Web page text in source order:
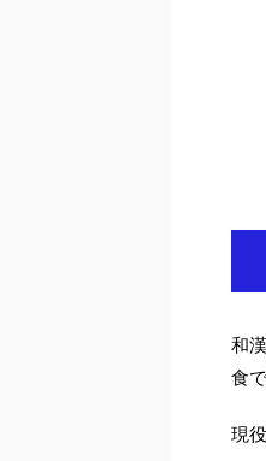
和
食で
現